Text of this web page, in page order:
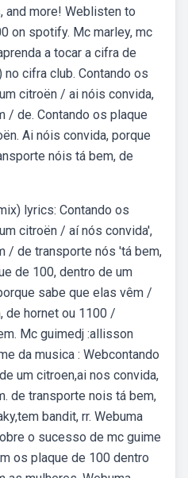
and more! Weblisten to
on spotify. Mc marley, mc
a tocar a cifra de
cifra club. Contando os
citroën / ai nóis convida,
/ de. Contando os plaque
Ai nóis convida, porque
nóis tá bem, de
lyrics: Contando os
citroën / aí nós convida',
/ de transporte nós 'tá bem,
de 100, dentro de um
sabe que elas vêm /
de hornet ou 1100 /
Mc guimedj :allisson
da musica : Webcontando
um citroen,ai nos convida,
de transporte nois tá bem,
bandit, rr. Webuma
o sucesso de mc guime
os plaque de 100 dentro